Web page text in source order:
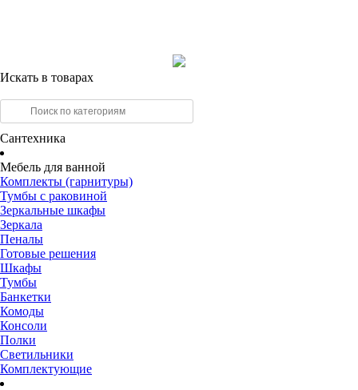
Искать в товарах
Сантехника
Мебель для ванной
Комплекты (гарнитуры)
Тумбы с раковиной
Зеркальные шкафы
Зеркала
Пеналы
Готовые решения
Шкафы
Тумбы
Банкетки
Комоды
Консоли
Полки
Светильники
Комплектующие